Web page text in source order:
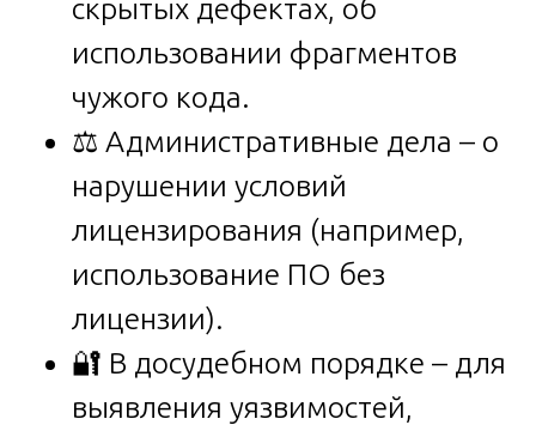
скрытых дефектах, об
использовании фрагментов
чужого кода.
⚖️ Административные дела – о
нарушении условий
лицензирования (например,
использование ПО без
лицензии).
🔐 В досудебном порядке – для
выявления уязвимостей,